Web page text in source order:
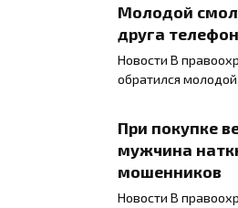
Молодой
друга телефон
Новости В
обратился молодой
При покупке
мужчина
мошенников
Новости В